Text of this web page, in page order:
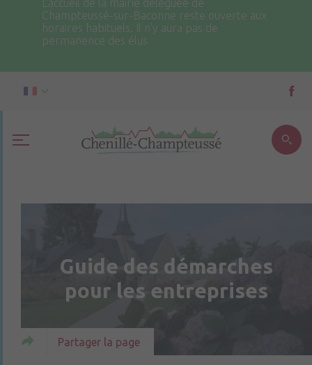
L'accueil de la mairie déléguée de
Champteussé-sur-Baconne reste ouverte aux
horaires habituels. Il n'y aura pas de
permanence des élus
Guide des démarches
pour les entreprises
Partager la page